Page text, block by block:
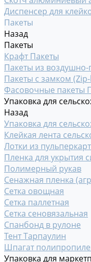
Диспенсер для
Пакеты
Назад
Пакеты
Крафт Пакеты
Пакеты из
Пакеты с замком
Фасовочные пакеты
Упаковка для
Назад
Упаковка для
Клейкая лента
Лотки из
Пленка для укрытия
Полимерный рукав
Сенажная пленка
Сетка овощная
Сетка паллетная
Сетка сеновязальная
Спанбонд в рулоне
Тент Тарпаулин
Шпагат
Упаковка для